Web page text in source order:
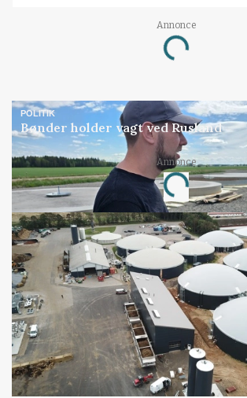
Annonce
Loading...
POLITIK
Bønder holder vagt ved Rusland
Annonce
Loading...